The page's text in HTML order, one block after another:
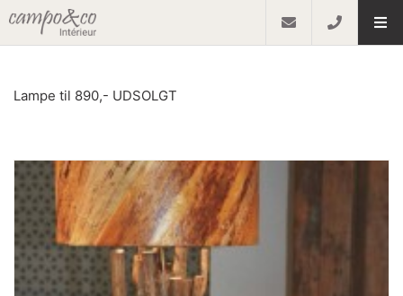
Lampe til 890,- UDSOLGT